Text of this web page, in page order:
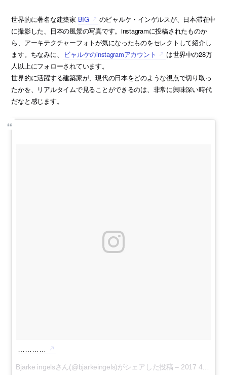
世界的に著名な建築家 BIG
のビャルケ・インゲルスが、日本滞在中
に撮影した、日本の風景の写真です。instagramに投稿されたものか
ら、アーキテクチャーフォトが気になったものをセレクトして紹介し
ます。ちなみに、
ビャルケのinstagramアカウント
は世界中の28万
人以上にフォローされています。
世界的に活躍する建築家が、現代の日本をどのような視点で切り取っ
たかを、リアルタイムで見ることができるのは、非常に興味深い時代
だなと感じます。
Bjarke ingelsさん(@bjarkeingels)がシェアした投稿 – 2017 4月 12 3:46午後 PDT